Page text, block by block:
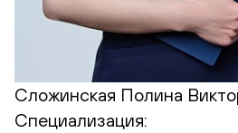
Сложинская Полина
Специализация: